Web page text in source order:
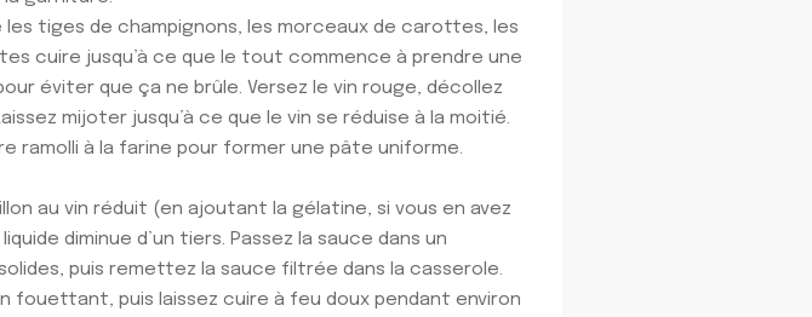
tiges de champignons, les morceaux de carottes, les
cuire jusqu’à ce que le tout commence à prendre une
éviter que ça ne brûle. Versez le vin rouge, décollez
mijoter jusqu’à ce que le vin se réduise à la moitié.
ramolli à la farine pour former une pâte uniforme.
au vin réduit (en ajoutant la gélatine, si vous en avez
diminue d’un tiers. Passez la sauce dans un
puis remettez la sauce filtrée dans la casserole.
fouettant, puis laissez cuire à feu doux pendant environ